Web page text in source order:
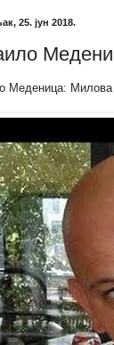
25. јун 2018.
Меденица: Милова